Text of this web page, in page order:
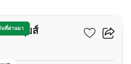
นที่ผ่านมา
ต์หลุยส์